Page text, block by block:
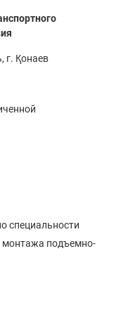
г. Қонаев
специальности
монтажа подъемно-